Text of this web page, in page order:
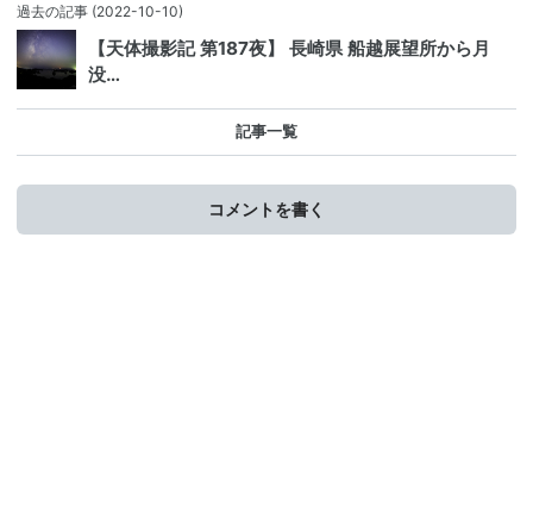
過去の記事 (2022-10-10)
【天体撮影記 第187夜】 長崎県 船越展望所から月
没…
記事一覧
コメントを書く